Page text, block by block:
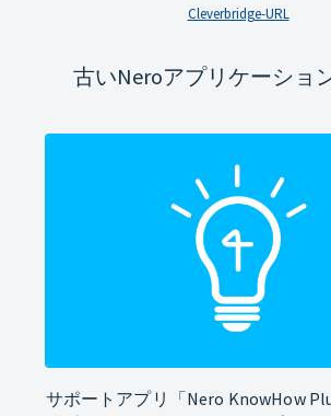
Cleverbridge-URL
古いNeroアプリケーショ
サポートアプリ「Nero KnowHow